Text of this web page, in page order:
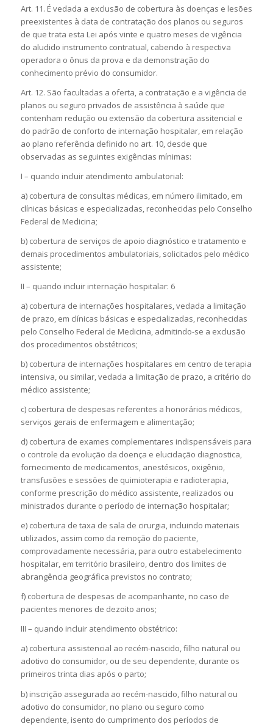
Art. 11. É vedada a exclusão de cobertura às doenças e lesões
preexistentes à data de contratação dos planos ou seguros
de que trata esta Lei após vinte e quatro meses de vigência
do aludido instrumento contratual, cabendo à respectiva
operadora o ônus da prova e da demonstração do
conhecimento prévio do consumidor.
Art. 12. São facultadas a oferta, a contratação e a vigência de
planos ou seguro privados de assistência à saúde que
contenham redução ou extensão da cobertura assitencial e
do padrão de conforto de internação hospitalar, em relação
ao plano referência definido no art. 10, desde que
observadas as seguintes exigências mínimas:
I – quando incluir atendimento ambulatorial:
a) cobertura de consultas médicas, em número ilimitado, em
clínicas básicas e especializadas, reconhecidas pelo Conselho
Federal de Medicina;
b) cobertura de serviços de apoio diagnóstico e tratamento e
demais procedimentos ambulatoriais, solicitados pelo médico
assistente;
II – quando incluir internação hospitalar: 6
a) cobertura de internações hospitalares, vedada a limitação
de prazo, em clínicas básicas e especializadas, reconhecidas
pelo Conselho Federal de Medicina, admitindo-se a exclusão
dos procedimentos obstétricos;
b) cobertura de internações hospitalares em centro de terapia
intensiva, ou similar, vedada a limitação de prazo, a critério do
médico assistente;
c) cobertura de despesas referentes a honorários médicos,
serviços gerais de enfermagem e alimentação;
d) cobertura de exames complementares indispensáveis para
o controle da evolução da doença e elucidação diagnostica,
fornecimento de medicamentos, anestésicos, oxigênio,
transfusões e sessões de quimioterapia e radioterapia,
conforme prescrição do médico assistente, realizados ou
ministrados durante o período de internação hospitalar;
e) cobertura de taxa de sala de cirurgia, incluindo materiais
utilizados, assim como da remoção do paciente,
comprovadamente necessária, para outro estabelecimento
hospitalar, em território brasileiro, dentro dos limites de
abrangência geográfica previstos no contrato;
f) cobertura de despesas de acompanhante, no caso de
pacientes menores de dezoito anos;
III – quando incluir atendimento obstétrico:
a) cobertura assistencial ao recém-nascido, filho natural ou
adotivo do consumidor, ou de seu dependente, durante os
primeiros trinta dias após o parto;
b) inscrição assegurada ao recém-nascido, filho natural ou
adotivo do consumidor, no plano ou seguro como
dependente, isento do cumprimento dos períodos de